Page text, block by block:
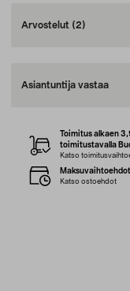
Arvostelut (2)
Asiantuntija vastaa
Toimitus alkaen
toimitustavalla
Katso
Maksuvaihtoehdot
Katso ostoehdot